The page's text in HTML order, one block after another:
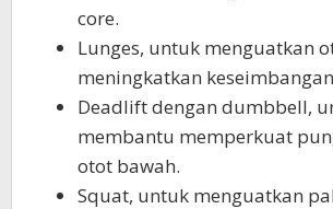
core.
Lunges, untuk menguatkan
meningkatkan
Deadlift dengan dumbbell,
membantu memperkuat
otot bawah.
Squat, untuk menguatkan